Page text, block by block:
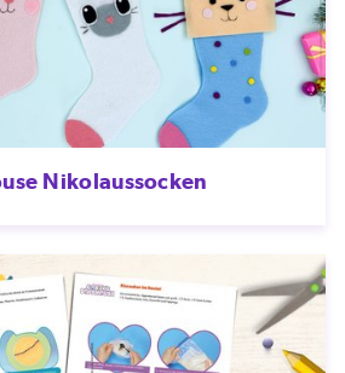
Nikolaussocken